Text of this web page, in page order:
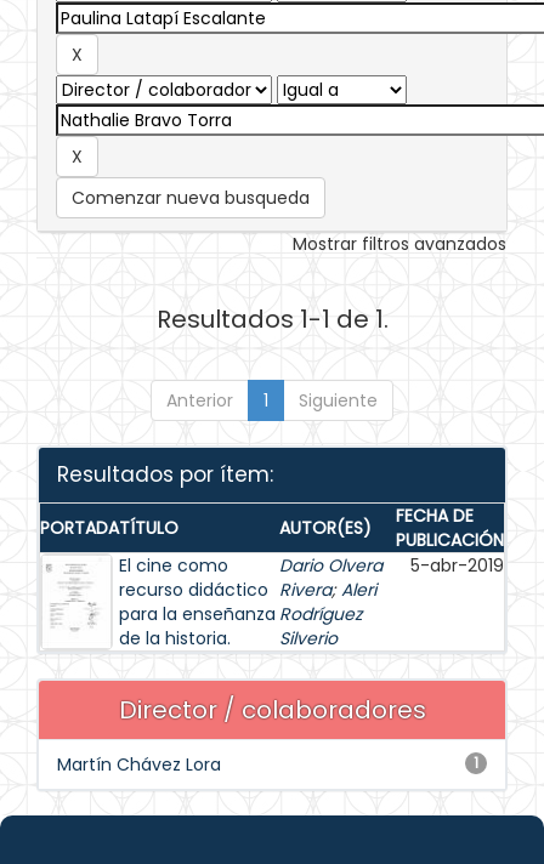
Comenzar nueva busqueda
Mostrar filtros avanzados
Resultados 1-1 de 1.
Anterior 1 Siguiente
Resultados por ítem:
PORTADATÍTULO AUTOR(ES)
FECHA DE
PUBLICACIÓN
El cine como
recurso didáctico
para la enseñanza
de la historia.
Dario Olvera
Rivera;Aleri
Rodríguez
Silverio
5-abr-2019
Director / colaboradores
1
Martín Chávez Lora